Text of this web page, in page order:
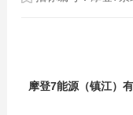
摩登7能源（镇江）